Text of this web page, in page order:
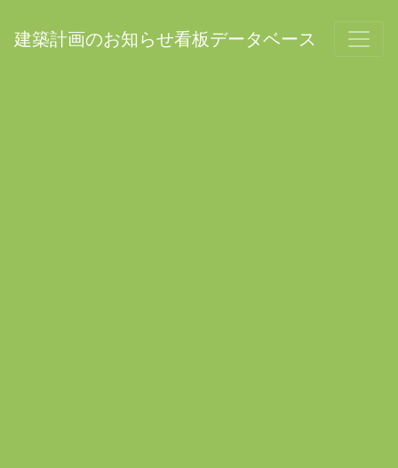
建築計画のお知らせ看板データベース